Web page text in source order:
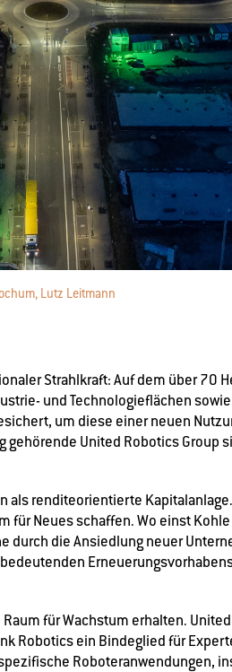
Lutz Leitmann
Strahlkraft: Auf dem über 70
und Technologieflächen
um diese einer neuen
gehörende United Robotics
als renditeorientierte
für Neues schaffen. Wo einst
die Ansiedlung neuer
für Wachstum erhalten.
Robotics ein Bindeglied für
Roboteranwendungen,